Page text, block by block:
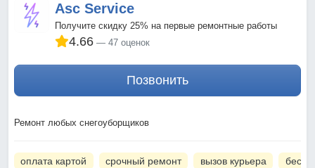
Asc Service
Получите скидку 25% на первые ремонтные работы
4.66 47 оценок
Позвонить
Ремонт любых снегоуборщиков
оплата картой срочный ремонт вызов курьера